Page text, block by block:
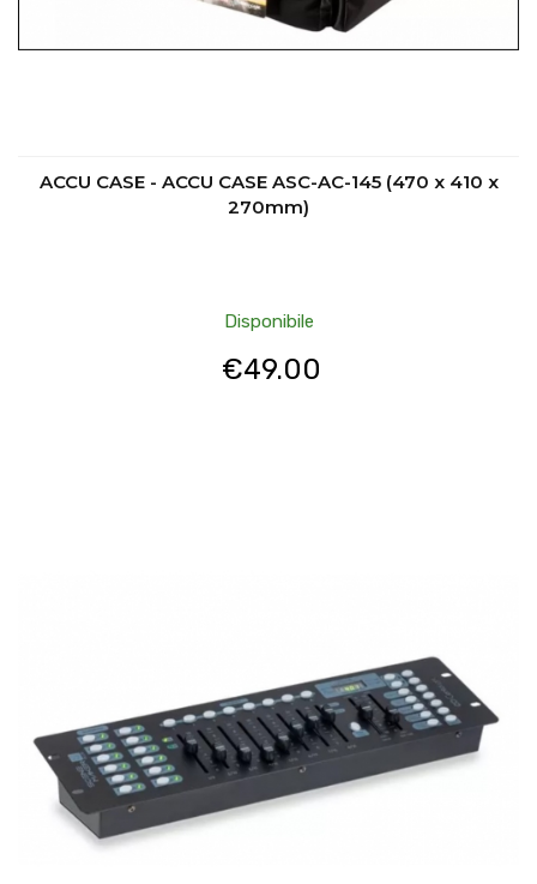
ACCU CASE - ACCU CASE ASC-AC-145 (470 x 410 x
270mm)
Disponibile
€49.00